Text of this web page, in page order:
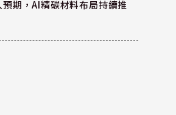
期，AI精碳材料布局持續推